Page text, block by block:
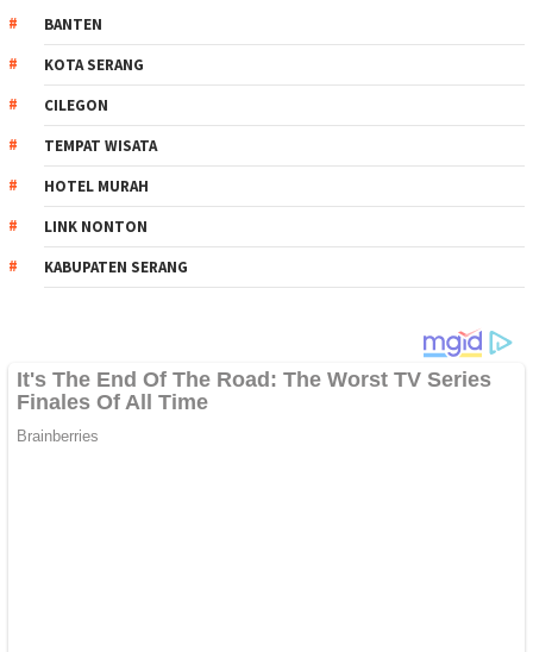
BANTEN
KOTA SERANG
CILEGON
TEMPAT WISATA
HOTEL MURAH
LINK NONTON
KABUPATEN SERANG